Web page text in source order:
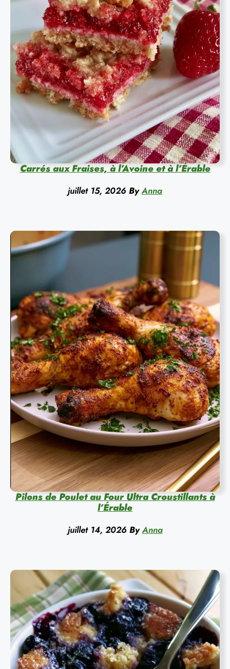
Carrés aux Fraises, à l’Avoine et à l’Érable
juillet 15, 2026 By Anna
Pilons de Poulet au Four Ultra Croustillants à
l’Érable
juillet 14, 2026 By Anna